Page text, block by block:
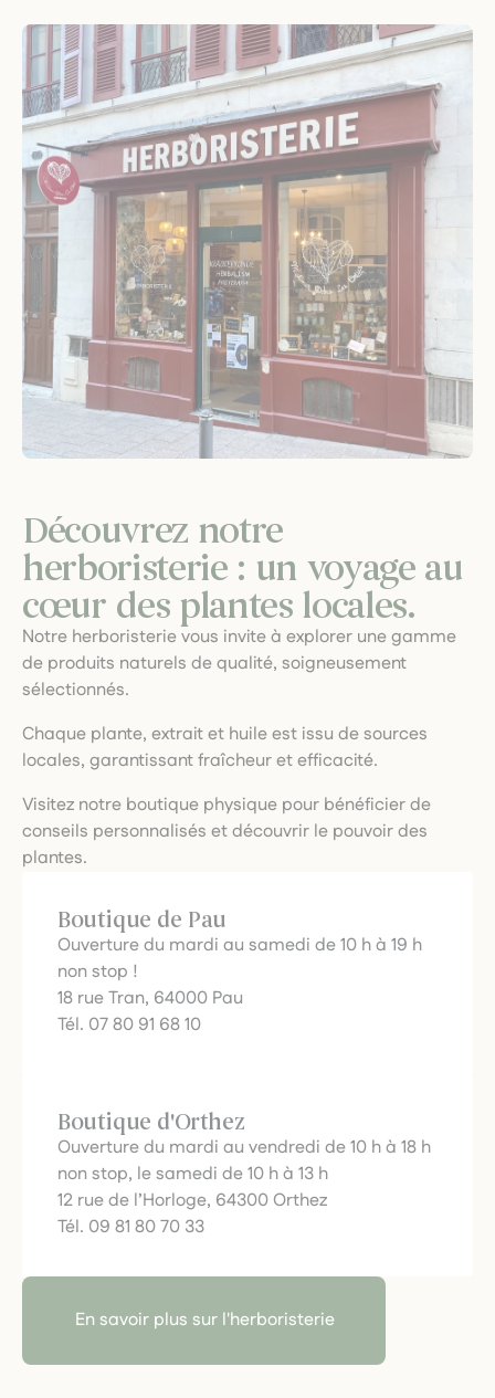
Découvrez notre
herboristerie : un voyage au
cœur des plantes locales.
Notre herboristerie vous invite à explorer une gamme
de produits naturels de qualité, soigneusement
sélectionnés.
Chaque plante, extrait et huile est issu de sources
locales, garantissant fraîcheur et efficacité.
Visitez notre boutique physique pour bénéficier de
conseils personnalisés et découvrir le pouvoir des
plantes.
Boutique de Pau
Ouverture du mardi au samedi de 10 h à 19 h
non stop !
18 rue Tran, 64000 Pau
Tél. 07 80 91 68 10
Boutique d'Orthez
Ouverture du mardi au vendredi de 10 h à 18 h
non stop, le samedi de 10 h à 13 h
12 rue de l’Horloge, 64300 Orthez
Tél. 09 81 80 70 33
En savoir plus sur l'herboristerie